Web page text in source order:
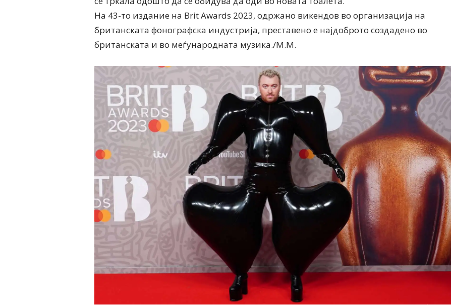
На 43-то издание на Brit Awards 2023, одржано викендов во организација на
британската фонографска индустрија, преставено е најдоброто создадено во
британската и во меѓународната музика./М.М.
Модни цитати Модни цитати